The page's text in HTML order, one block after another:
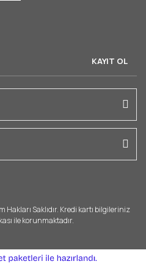
KAYIT OL
Hakları Saklıdır. Kredi kartı bilgileriniz
ile korunmaktadır.
e-